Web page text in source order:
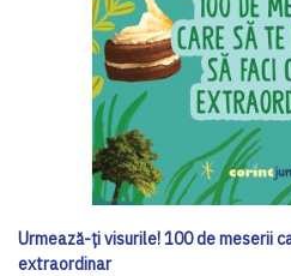
Urmează-ți visurile! 100 de meserii
extraordinar